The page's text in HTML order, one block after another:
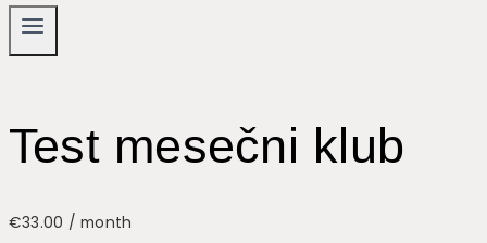
Test mesečni klub
€33.00 / month